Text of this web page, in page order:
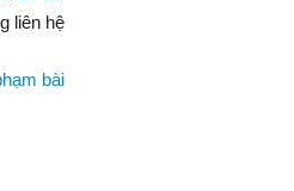
liên hệ
bài